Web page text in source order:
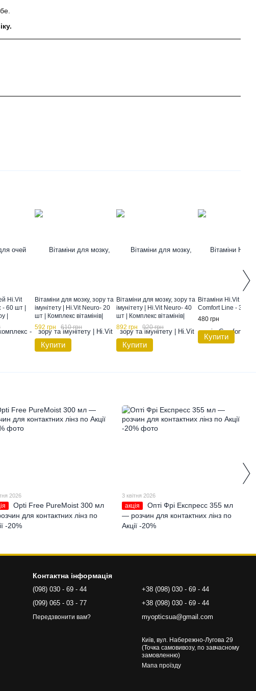
Hi.Vit
- 60 шт |
|
для очей
Vit
Вітаміни для мозку, зору та
імунітету | Hi.Vit Neuro- 20
шт | Комплекс вітамінів|
Comfort Line Hi Vit neuro
592 грн 610 грн
Купити
Вітаміни для мозку, зору та
імунітету | Hi.Vit Neuro- 40
шт | Комплекс вітамінів|
Comfort Line Hi Vit neuro
892 грн 920 грн
Купити
Вітаміни Hi.Vit
Comfort Line - 30
480 грн
Купити
2026
Opti Free PureMoist 300 мл
для контактних лінз по
-20%
3 квітня 2026
акція
Опті Фрі Експресс 355 мл
— розчин для контактних лінз по
Акції -20%
Контактна інформація
(098) 030 - 69 - 44
(099) 065 - 03 - 77
Передзвонити вам?
+38 (098) 030 - 69 - 44
+38 (098) 030 - 69 - 44
myopticsua@gmail.com
Київ, вул. Набережно-Лугова 29
(Точка самовивозу, по завчасному
замовленню)
Мапа проїзду